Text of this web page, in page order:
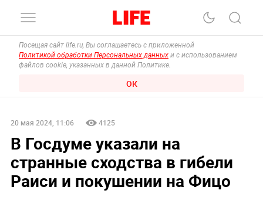
Посещая сайт life.ru, Вы соглашаетесь с приложенной
Политикой обработки Персональных данных и с использованием
файлов cookie, указанных в данной Политике.
ОК
20 мая 2024, 11:06 4125
В Госдуме указали на
странные сходства в гибели
Раиси и покушении на Фицо